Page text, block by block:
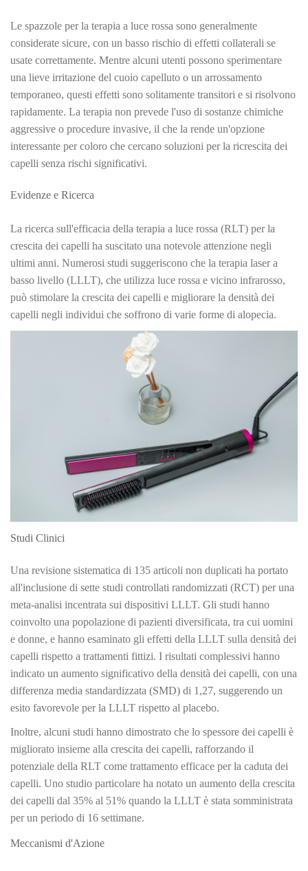
Le spazzole per la terapia a luce rossa sono generalmente
considerate sicure, con un basso rischio di effetti collaterali se
usate correttamente. Mentre alcuni utenti possono sperimentare
una lieve irritazione del cuoio capelluto o un arrossamento
temporaneo, questi effetti sono solitamente transitori e si risolvono
rapidamente. La terapia non prevede l'uso di sostanze chimiche
aggressive o procedure invasive, il che la rende un'opzione
interessante per coloro che cercano soluzioni per la ricrescita dei
capelli senza rischi significativi.
Evidenze e Ricerca
La ricerca sull'efficacia della terapia a luce rossa (RLT) per la
crescita dei capelli ha suscitato una notevole attenzione negli
ultimi anni. Numerosi studi suggeriscono che la terapia laser a
basso livello (LLLT), che utilizza luce rossa e vicino infrarosso,
può stimolare la crescita dei capelli e migliorare la densità dei
capelli negli individui che soffrono di varie forme di alopecia.
Studi Clinici
Una revisione sistematica di 135 articoli non duplicati ha portato
all'inclusione di sette studi controllati randomizzati (RCT) per una
meta-analisi incentrata sui dispositivi LLLT. Gli studi hanno
coinvolto una popolazione di pazienti diversificata, tra cui uomini
e donne, e hanno esaminato gli effetti della LLLT sulla densità dei
capelli rispetto a trattamenti fittizi. I risultati complessivi hanno
indicato un aumento significativo della densità dei capelli, con una
differenza media standardizzata (SMD) di 1,27, suggerendo un
esito favorevole per la LLLT rispetto al placebo.
Inoltre, alcuni studi hanno dimostrato che lo spessore dei capelli è
migliorato insieme alla crescita dei capelli, rafforzando il
potenziale della RLT come trattamento efficace per la caduta dei
capelli. Uno studio particolare ha notato un aumento della crescita
dei capelli dal 35% al 51% quando la LLLT è stata somministrata
per un periodo di 16 settimane.
Meccanismi d'Azione